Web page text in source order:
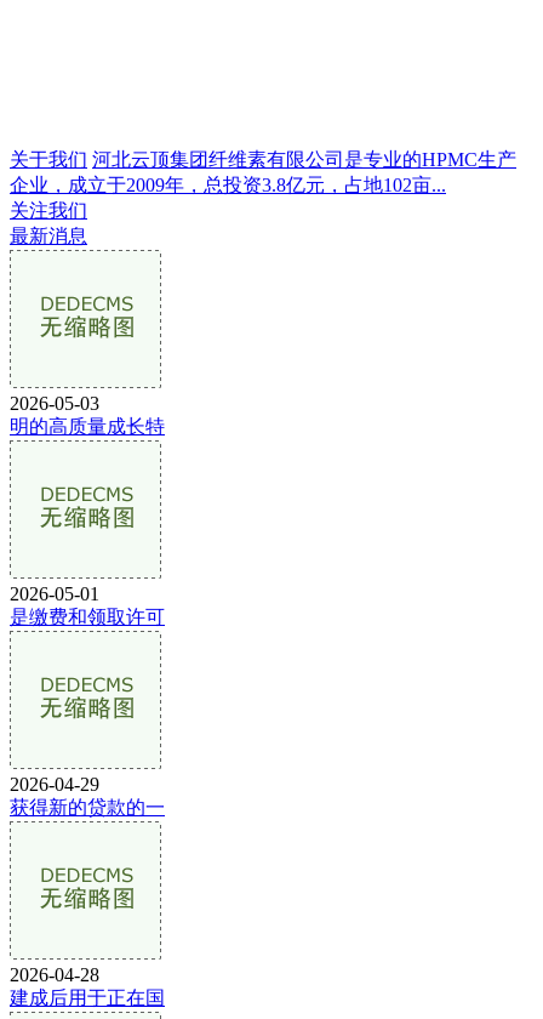
关于我们 河北云顶集团纤维素有限公司是专业的HPMC生产
企业，成立于2009年，总投资3.8亿元，占地102亩...
关注我们
最新消息
2026-05-03
明的高质量成长特
2026-05-01
是缴费和领取许可
2026-04-29
获得新的贷款的一
2026-04-28
建成后用于正在国